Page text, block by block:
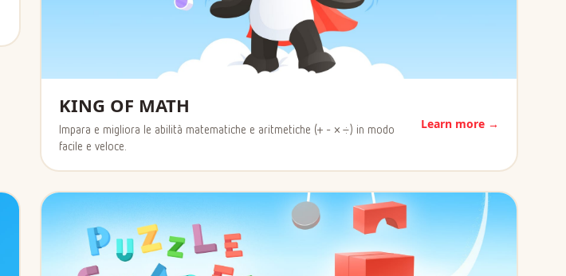
KING OF MATH
Impara e migliora le abilità matematiche e aritmetiche (+ - × ÷) in modo
facile e veloce.
Learn more →